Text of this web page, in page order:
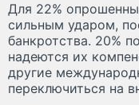
Для 22%
сильным ударом,
банкротства. 20%
надеются их
другие
переключиться на